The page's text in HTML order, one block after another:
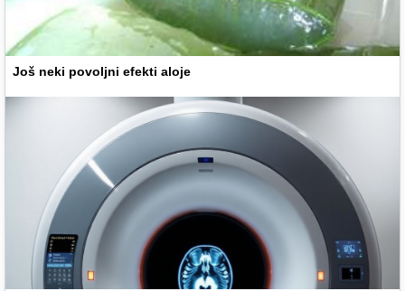
Još neki povoljni efekti aloje